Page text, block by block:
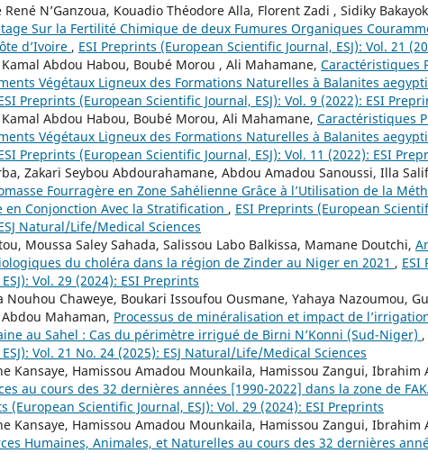
René N’Ganzoua, Kouadio Théodore Alla, Florent Zadi , Sidiky
Sur la Fertilité Chimique de deux Fumures Organiques
d’Ivoire , ESI Preprints (European Scientific Journal, ESJ): Vol. 21
Abdou Habou, Boubé Morou , Ali Mahamane, Caractéristiques
Végétaux Ligneux des Formations Naturelles à Balanites
Preprints (European Scientific Journal, ESJ): Vol. 9 (2022): ESI
Abdou Habou, Boubé Morou, Ali Mahamane, Caractéristiques
Végétaux Ligneux des Formations Naturelles à Balanites
Preprints (European Scientific Journal, ESJ): Vol. 11 (2022): ESI
Zakari Seybou Abdourahamane, Abdou Amadou Sanoussi, Illa
Fourragère en Zone Sahélienne Grâce à l’Utilisation de la
en Conjonction Avec la Stratification , ESI Preprints (European
Natural/Life/Medical Sciences
Moussa Saley Sahada, Salissou Labo Balkissa, Mamane Doutchi,
du choléra dans la région de Zinder au Niger en 2021 , ESI
Vol. 29 (2024): ESI Preprints
Nouhou Chaweye, Boukari Issoufou Ousmane, Yahaya Nazoumou,
Mahaman, Processus de minéralisation et impact de
au Sahel : Cas du périmètre irrigué de Birni N’Konni (Sud-Niger) ,
Vol. 21 No. 24 (2025): ESJ Natural/Life/Medical Sciences
Kansaye, Hamissou Amadou Mounkaila, Hamissou Zangui, Ibrahim
au cours des 32 dernières années [1990-2022] dans la zone de
(European Scientific Journal, ESJ): Vol. 29 (2024): ESI Preprints
Kansaye, Hamissou Amadou Mounkaila, Hamissou Zangui, Ibrahim
Humaines, Animales, et Naturelles au cours des 32 dernières